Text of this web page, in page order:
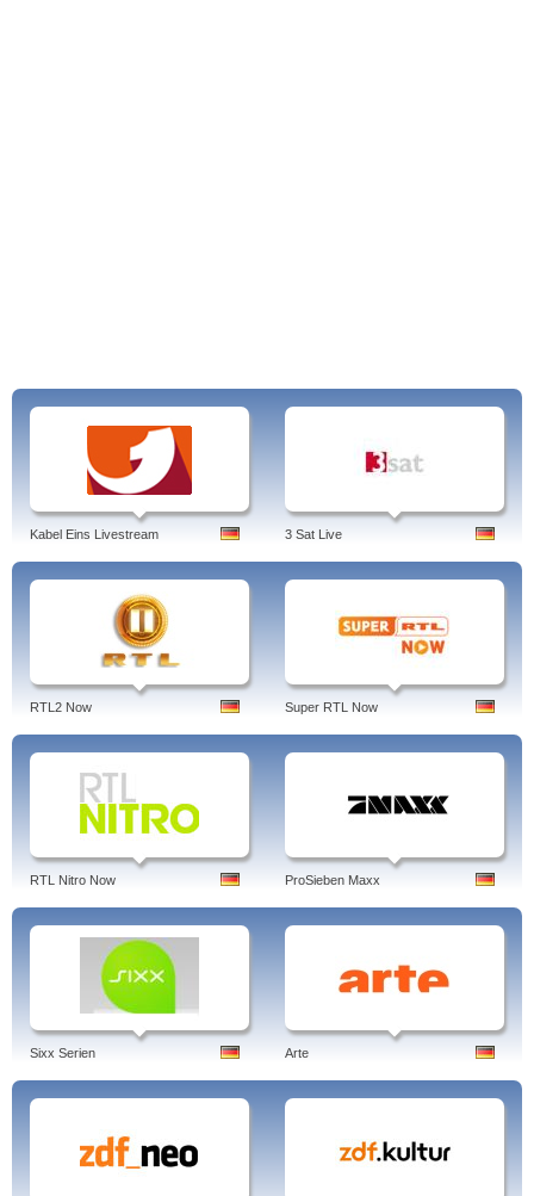
Kabel Eins Livestream 3 Sat Live
RTL2 Now Super RTL Now
RTL Nitro Now ProSieben Maxx
Sixx Serien Arte